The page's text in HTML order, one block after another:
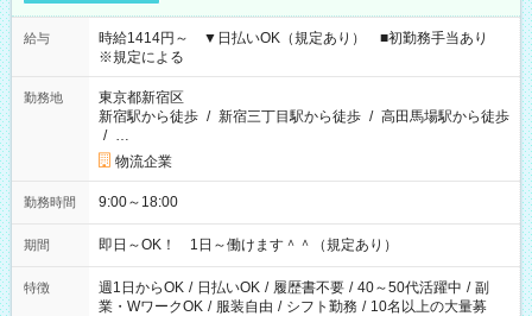
給与
時給1414円～ ▼日払いOK（規定あり） ■初勤務手当あり
※規定による
勤務地
東京都新宿区
新宿駅から徒歩 / 新宿三丁目駅から徒歩 / 高田馬場駅から徒歩
/ …
物流企業
勤務時間 9:00～18:00
期間 即日～OK！ 1日～働けます＾＾（規定あり）
特徴 週1日からOK / 日払いOK / 履歴書不要 / 40～50代活躍中 / 副
業・WワークOK / 服装自由 / シフト勤務 / 10名以上の大量募